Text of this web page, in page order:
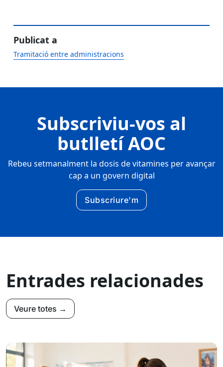
Publicat a
Tramitació entre administracions
Subscriviu-vos al
butlletí AOC
Rebeu setmanalment la dosis de vitamines per avançar
cap a un govern digital
Subscriure'm
Entrades relacionades
Veure totes →